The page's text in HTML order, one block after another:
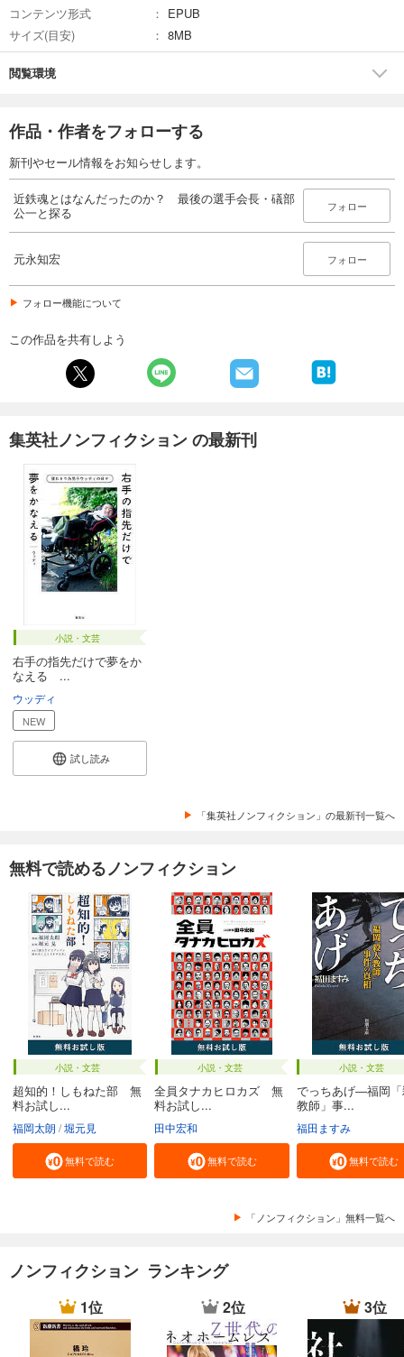
コンテンツ形式
EPUB
サイズ(目安)
8MB
閲覧環境
作品・作者をフォローする
新刊やセール情報をお知らせします。
近鉄魂とはなんだったのか？ 最後の選手会長・礒部
公一と探る
フォロー
元永知宏 フォロー
フォロー機能について
この作品を共有しよう
集英社ノンフィクション の最新刊
小説・文芸
右手の指先だけで夢をか
なえる ...
ウッディ
NEW
試し読み
「集英社ノンフィクション」の最新刊一覧へ
無料で読めるノンフィクション
小説・文芸
超知的！しもねた部 無
料お試し...
福岡太朗 堀元見
無料で読む
小説・文芸
全員タナカヒロカズ 無
料お試し...
田中宏和
無料で読む
小説・文芸
でっちあげ―福岡
教師」事...
福田ますみ
無料で読む
「ノンフィクション」無料一覧へ
ノンフィクション ランキング
1位 2位 3位